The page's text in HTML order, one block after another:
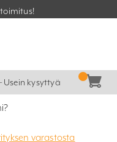
Usein kysyttyä
varastosta